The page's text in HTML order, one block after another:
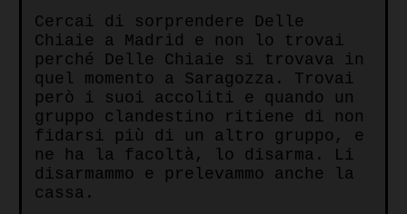
Cercai di sorprendere Delle
Chiaie a Madrid e non lo trovai
perché Delle Chiaie si trovava in
quel momento a Saragozza. Trovai
però i suoi accoliti e quando un
gruppo clandestino ritiene di non
fidarsi più di un altro gruppo, e
ne ha la facoltà, lo disarma. Li
disarmammo e prelevammo anche la
cassa.